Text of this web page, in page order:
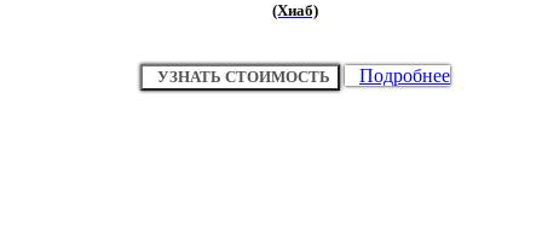
(Хиаб)
УЗНАТЬ СТОИМОСТЬ Подробнее